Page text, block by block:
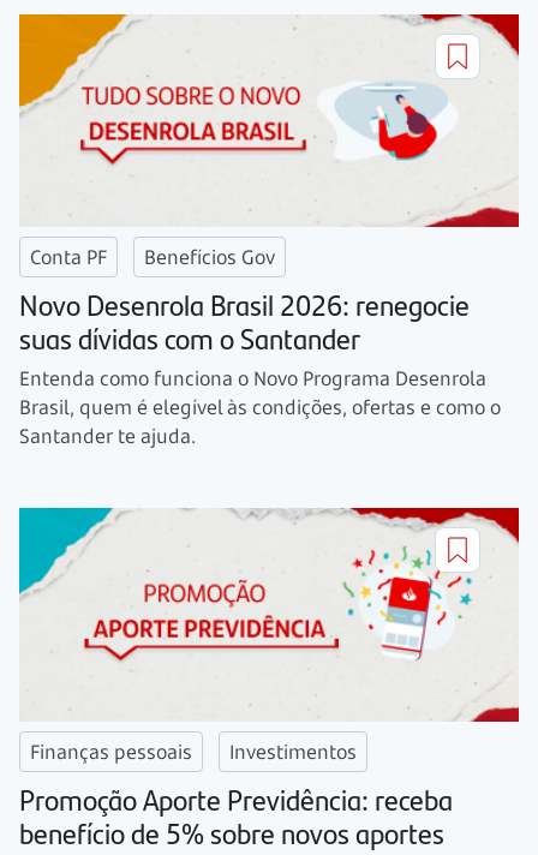
Conta PF Benefícios Gov
Novo Desenrola Brasil 2026: renegocie
suas dívidas com o Santander
Entenda como funciona o Novo Programa Desenrola
Brasil, quem é elegível às condições, ofertas e como o
Santander te ajuda.
Finanças pessoais Investimentos
Promoção Aporte Previdência: receba
benefício de 5% sobre novos aportes